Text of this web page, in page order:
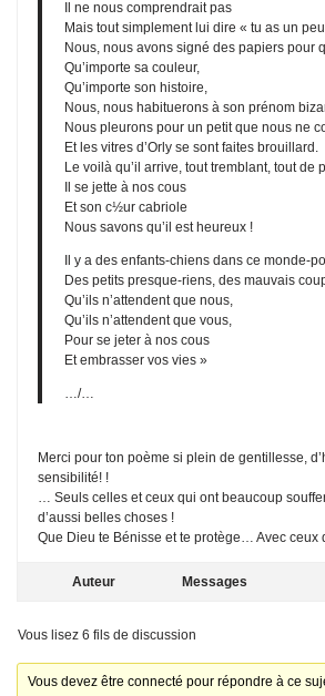
Il ne nous comprendrait pas
Mais tout simplement lui dire « tu as un
Nous, nous avons signé des papiers pour
Qu’importe sa couleur,
Qu’importe son histoire,
Nous, nous habituerons à son prénom
Nous pleurons pour un petit que nous ne
Et les vitres d’Orly se sont faites brouillard.
Le voilà qu’il arrive, tout tremblant, tout de
Il se jette à nos cous
Et son c½ur cabriole
Nous savons qu’il est heureux !
Il y a des enfants-chiens dans ce monde-
Des petits presque-riens, des mauvais
Qu’ils n’attendent que nous,
Qu’ils n’attendent que vous,
Pour se jeter à nos cous
Et embrasser vos vies »
…/…
Merci pour ton poème si plein de gentillesse,
sensibilité! !
… Seuls celles et ceux qui ont beaucoup
d’aussi belles choses !
Que Dieu te Bénisse et te protège… Avec ceux
Auteur Messages
Vous lisez 6 fils de discussion
Vous devez être connecté pour répondre à ce